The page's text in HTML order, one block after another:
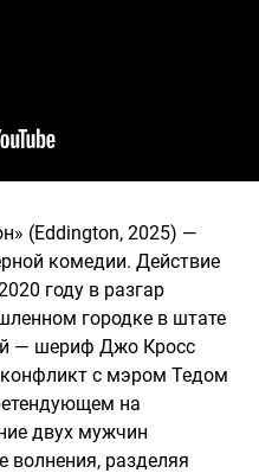
(Eddington, 2025) —
комедии. Действие
году в разгар
городке в штате
— шериф Джо Кросс
с мэром Тедом
на
двух мужчин
волнения, разделяя